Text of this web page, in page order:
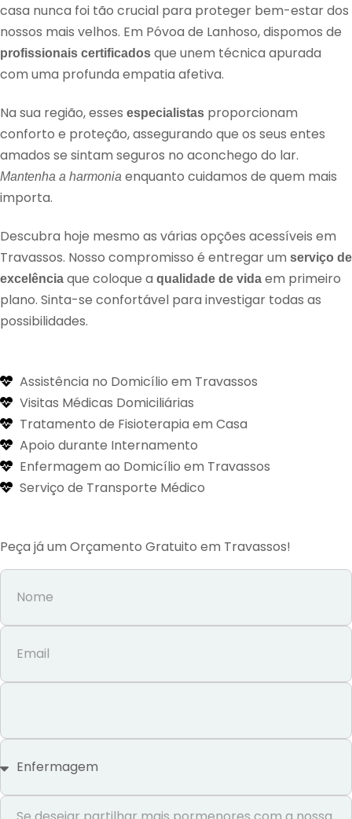
casa nunca foi tão crucial para proteger bem-estar dos
nossos mais velhos. Em Póvoa de Lanhoso, dispomos de
profissionais certificados que unem técnica apurada
com uma profunda empatia afetiva.
Na sua região, esses especialistas proporcionam
conforto e proteção, assegurando que os seus entes
amados se sintam seguros no aconchego do lar.
Mantenha a harmonia enquanto cuidamos de quem mais
importa.
Descubra hoje mesmo as várias opções acessíveis em
Travassos. Nosso compromisso é entregar um serviço de
excelência que coloque a qualidade de vida em primeiro
plano. Sinta-se confortável para investigar todas as
possibilidades.
Assistência no Domicílio em Travassos
Visitas Médicas Domiciliárias
Tratamento de Fisioterapia em Casa
Apoio durante Internamento
Enfermagem ao Domicílio em Travassos
Serviço de Transporte Médico
Peça já um Orçamento Gratuito em Travassos!